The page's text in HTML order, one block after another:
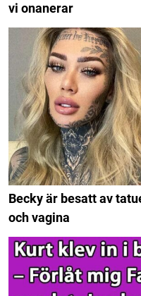
vi onanerar
Becky är besatt av
och vagina